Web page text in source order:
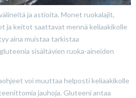
ja astioita. Monet ruokalajit,
ja keitot saattavat mennä keliaakikolle
aina muistaa tarkistaa
sisältävien ruoka-aineiden
voi muuttaa helposti keliaakikolle
jauhoja. Gluteeni antaa